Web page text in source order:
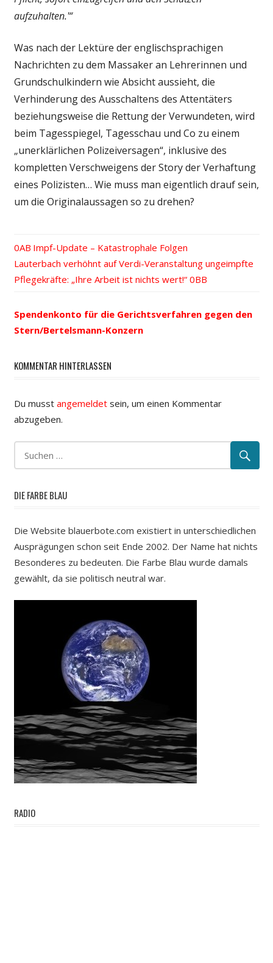
aufzuhalten.'“
Was nach der Lektüre der englischsprachigen
Nachrichten zu dem Massaker an Lehrerinnen und
Grundschulkindern wie Absicht aussieht, die
Verhinderung des Ausschaltens des Attentäters
beziehungsweise die Rettung der Verwundeten, wird
beim Tagesspiegel, Tagesschau und Co zu einem
„unerklärlichen Polizeiversagen“, inklusive des
kompletten Verschweigens der Story der Verhaftung
eines Polizisten… Wie muss man eigentlich drauf sein,
um die Originalaussagen so zu drehen?
Beitrags-
Navigation
Vorheriger
Beitrag:
Impf-Update – Katastrophale Folgen
Nächster
Beitrag:
Lauterbach verhöhnt auf Verdi-Veranstaltung ungeimpfte
Pflegekräfte: „Ihre Arbeit ist nichts wert!“
Spendenkonto für die Gerichtsverfahren gegen den
Stern/Bertelsmann-Konzern
KOMMENTAR HINTERLASSEN
Du musst angemeldetsein, um einen Kommentar
abzugeben.
DIE FARBE BLAU
Die Website blauerbote.com existiert in unterschiedlichen
Ausprägungen schon seit Ende 2002. Der Name hat nichts
Besonderes zu bedeuten. Die Farbe Blau wurde damals
gewählt, da sie politisch neutral war.
RADIO